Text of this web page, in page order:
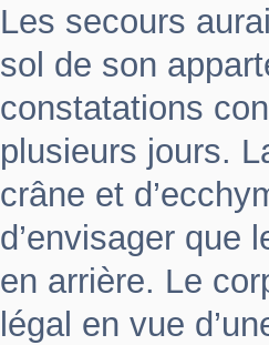
Les secours
sol de son
constatations
plusieurs jours.
crâne et
d’envisager que
en arrière. Le
légal en vue